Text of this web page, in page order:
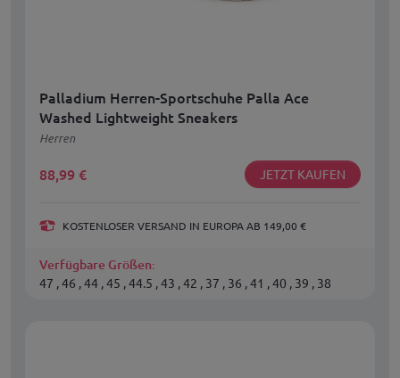
Palladium Herren-Sportschuhe Palla Ace
Washed Lightweight Sneakers
Herren
88,99 € JETZT KAUFEN
KOSTENLOSER VERSAND IN EUROPA AB 149,00 €
Verfügbare Größen:
47 , 46 , 44 , 45 , 44.5 , 43 , 42 , 37 , 36 , 41 , 40 , 39 , 38